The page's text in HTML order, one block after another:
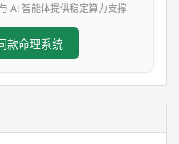
AI 智能体提供稳定算力支撑
款命理系统